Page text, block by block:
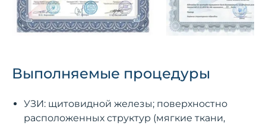
Ультразвуковая допплерография артерий
нижних конечностей (2020);
Современные малоинвазивные методики
лечения варикозной болезни: термальные и
не термальные методы (2020).
Выполняемые процедуры
УЗИ: щитовидной железы; поверхностно
расположенных структур (мягкие ткани,